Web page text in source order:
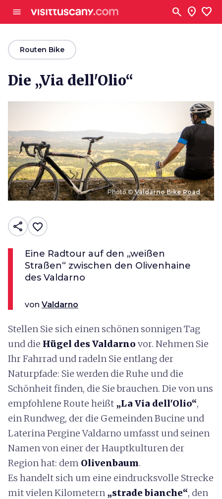
menu search location_on favorite
arrow_backRouten Bike
Die „Via dell'Olio“
Photo © Valdarno Bike Road
share favorite_border
Eine Radtour auf den „weißen
Straßen“ zwischen den Olivenhaine
des Valdarno
von Valdarno
Stellen Sie sich einen schönen sonnigen Tag
und die Hügel des Valdarno vor. Nehmen Sie
Ihr Fahrrad und radeln Sie entlang der
Naturpfade: Sie werden die Ruhe und die
Schönheit finden, die Sie brauchen. Die von uns
empfohlene Route heißt „La Via dell'Olio“,
ein Rundweg, der die Gemeinden Bucine und
Laterina Pergine Valdarno umfasst und seinen
Namen von einer der Hauptkulturen der
Region hat: dem Olivenbaum.
Es handelt sich um eine eindrucksvolle Strecke
mit vielen Kilometern „strade bianche“, den